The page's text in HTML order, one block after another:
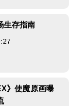
生存指南
》使魔原画曝